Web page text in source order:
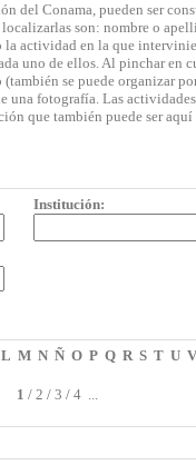
del Conama, pueden ser
son: nombre o
actividad en la que
uno de ellos. Al pinchar en
se puede organizar
una fotografía. Las
que también puede ser
Institución:
L M N Ñ O P Q R S T U V
1 / 2 / 3 / 4 ...